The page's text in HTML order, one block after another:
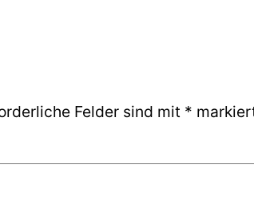
Felder sind mit *